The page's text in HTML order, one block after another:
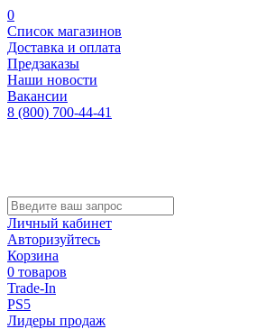
0
Список магазинов
Доставка и оплата
Предзаказы
Наши новости
Вакансии
8 (800) 700-44-41
Личный кабинет
Авторизуйтесь
Корзина
0 товаров
Trade-In
PS5
Лидеры продаж